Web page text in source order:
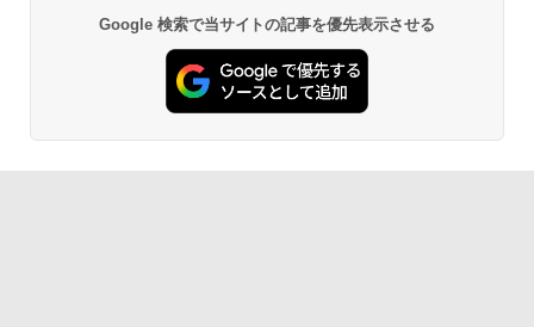
ラソル ガーデン サイトシート付 折りたたみ
防水 UVカット 4段階高さ調整 軽量 収納袋付
き
￥6,459
Google 検索で当サイトの記事を優先表示させる